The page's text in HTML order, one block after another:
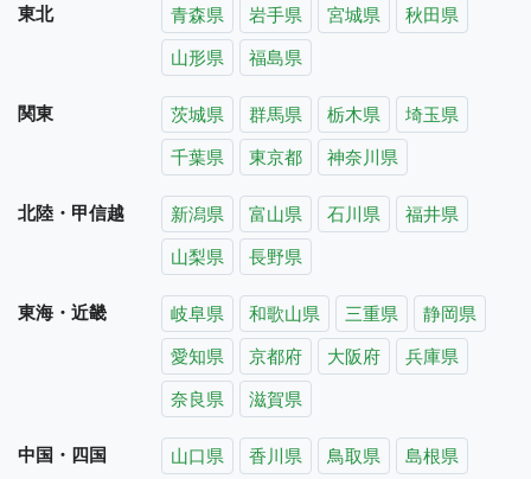
東北 青森県 岩手県 宮城県
秋田県
山形県
福島県
関東 茨城県 群馬県 栃木県
埼玉県
千葉県
東京都 神奈川県
北陸・甲信越 新潟県 富山県 石川県
福井県
山梨県
長野県
東海・近畿 岐阜県 和歌山県 三重県
静岡県
愛知県
京都府 大阪府
兵庫県
奈良県
滋賀県
中国・四国 山口県 香川県 鳥取県
島根県